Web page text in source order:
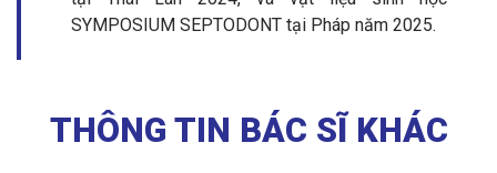
SYMPOSIUM SEPTODONT tại Pháp năm 2025.
THÔNG TIN BÁC SĨ KHÁC